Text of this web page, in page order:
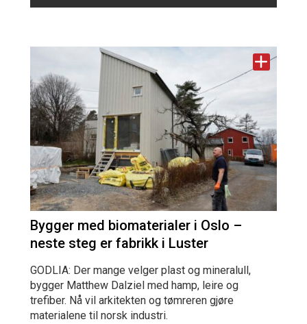
Bygger med biomaterialer i Oslo –
neste steg er fabrikk i Luster
GODLIA: Der mange velger plast og mineralull,
bygger Matthew Dalziel med hamp, leire og
trefiber. Nå vil arkitekten og tømreren gjøre
materialene til norsk industri.